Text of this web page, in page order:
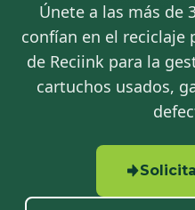
Únete a las más de
confían en el reciclaje
de Reciink para la
cartuchos usados,